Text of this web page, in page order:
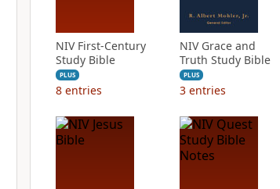
NIV First-Century
Study Bible
PLUS
8 entries
NIV Grace and
Truth Study Bible
PLUS
3 entries